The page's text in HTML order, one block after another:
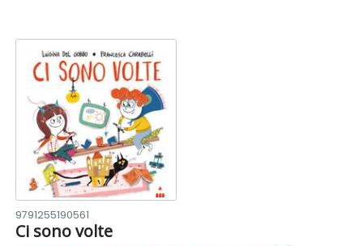
9791255190561
Ci sono volte